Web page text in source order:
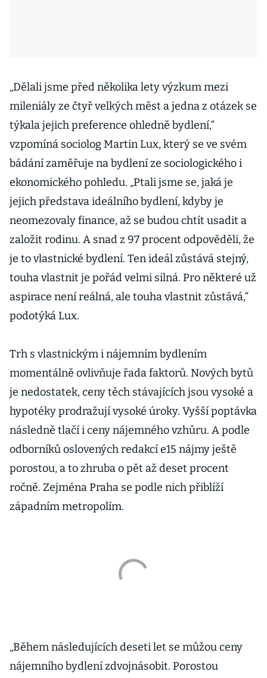
„Dělali jsme před několika lety výzkum mezi
mileniály ze čtyř velkých měst a jedna z otázek se
týkala jejich preference ohledně bydlení,“
vzpomíná sociolog Martin Lux, který se ve svém
bádání zaměřuje na bydlení ze sociologického i
ekonomického pohledu. „Ptali jsme se, jaká je
jejich představa ideálního bydlení, kdyby je
neomezovaly finance, až se budou chtít usadit a
založit rodinu. A snad z 97 procent odpověděli, že
je to vlastnické bydlení. Ten ideál zůstává stejný,
touha vlastnit je pořád velmi silná. Pro některé už
aspirace není reálná, ale touha vlastnit zůstává,“
podotýká Lux.
Trh s vlastnickým i nájemním bydlením
momentálně ovlivňuje řada faktorů. Nových bytů
je nedostatek, ceny těch stávajících jsou vysoké a
hypotéky prodražují vysoké úroky. Vyšší poptávka
následně tlačí i ceny nájemného vzhůru. A podle
odborníků oslovených redakcí e15 nájmy ještě
porostou, a to zhruba o pět až deset procent
ročně. Zejména Praha se podle nich přiblíží
západním metropolím.
„Během následujících deseti let se můžou ceny
nájemního bydlení zdvojnásobit. Porostou